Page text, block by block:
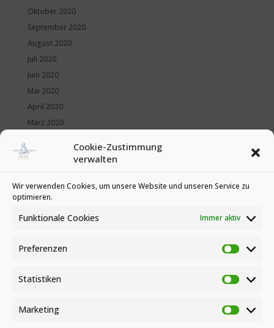
Cookie-Zustimmung
verwalten
Wir verwenden Cookies, um unsere Website und unseren Service zu
optimieren.
Funktionale Cookies Immer aktiv
Preferenzen
Statistiken
Marketing Marketing
Oktober 2020
September 2020
August 2020
Juli 2020
Juni 2020
Mai 2020
April 2020
März 2020
Januar 2020
Kategorien
News
Veranstaltungen